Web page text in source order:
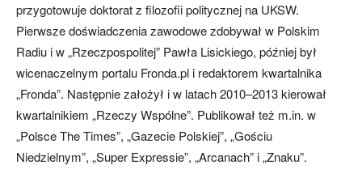
przygotowuje doktorat z filozofii politycznej na UKSW.
Pierwsze doświadczenia zawodowe zdobywał w Polskim
Radiu i w „Rzeczpospolitej” Pawła Lisickiego, później był
wicenaczelnym portalu Fronda.pl i redaktorem kwartalnika
„Fronda”. Następnie założył i w latach 2010–2013 kierował
kwartalnikiem „Rzeczy Wspólne”. Publikował też m.in. w
„Polsce The Times”, „Gazecie Polskiej”, „Gościu
Niedzielnym”, „Super Expressie”, „Arcanach” i „Znaku”.